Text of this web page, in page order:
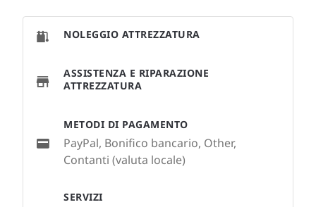
SERVIZI
NOLEGGIO ATTREZZATURA
ASSISTENZA E RIPARAZIONE
ATTREZZATURA
METODI DI PAGAMENTO
PayPal, Bonifico bancario, Other,
Contanti (valuta locale)